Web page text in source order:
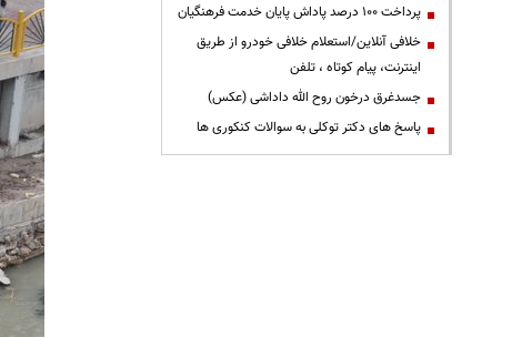
پرداخت ۱۰۰ درصد پاداش پایان خدمت فرهنگیان
خلافی آنلاین/استعلام خلافی خودرو از طریق
اینترنت، پیام کوتاه ، تلفن
جسدغرق درخون روح الله داداشی (عکس)
پاسخ های دکتر توکلی به سوالات کنکوری ها